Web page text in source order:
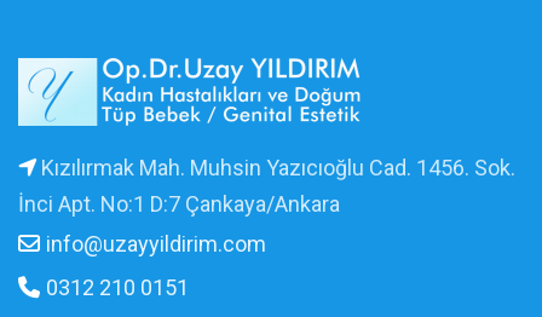
Kızılırmak Mah. Muhsin Yazıcıoğlu Cad. 1456. Sok.
İnci Apt. No:1 D:7 Çankaya/Ankara
info@uzayyildirim.com
0312 210 0151